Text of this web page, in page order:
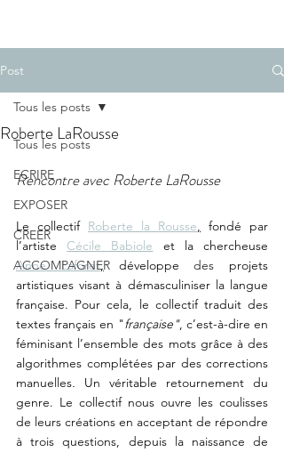
Post
Tous les posts
ECRIRE
EXPOSER
CREER
ACCOMPAGNER
Tous les posts
Roberte LaRousse
Rencontre avec Roberte LaRousse
Le collectif Roberte la Rousse, fondé par
l’artiste Cécile Babiole
Anne Laforet, développe des projets
artistiques visant à démasculiniser la langue
française. Pour cela, le collectif traduit des
textes français en "française", c’est-à-dire en
féminisant l’ensemble des mots grâce à des
algorithmes complétées par des corrections
manuelles. Un véritable retournement du
genre. Le collectif nous ouvre les coulisses
de leurs créations en acceptant de répondre
à trois questions, depuis la naissance de